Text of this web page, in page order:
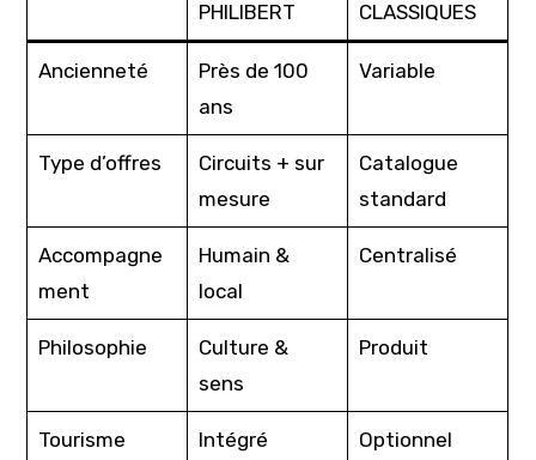
PHILIBERT
CLASSIQUES
Ancienneté
Près de 100
ans
Variable
Type d’offres
Circuits + sur
mesure
Catalogue
standard
Accompagne
ment
Humain &
local
Centralisé
Philosophie
Culture &
sens
Produit
Tourisme
Intégré Optionnel